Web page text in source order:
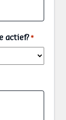
actief? *